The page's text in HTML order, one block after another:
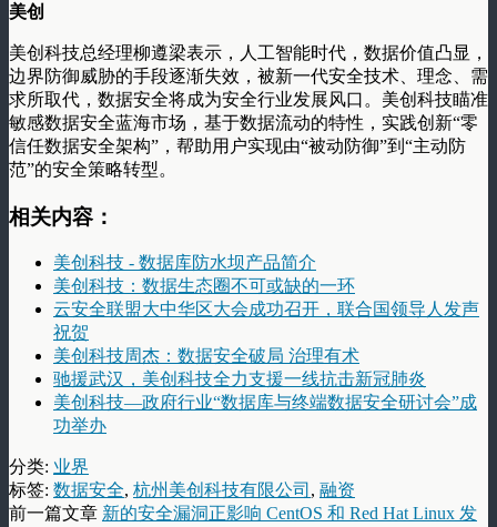
美创
美创科技总经理柳遵梁表示，人工智能时代，数据价值凸显，
边界防御威胁的手段逐渐失效，被新一代安全技术、理念、需
求所取代，数据安全将成为安全行业发展风口。美创科技瞄准
敏感数据安全蓝海市场，基于数据流动的特性，实践创新“零
信任数据安全架构”，帮助用户实现由“被动防御”到“主动防
范”的安全策略转型。
相关内容：
美创科技 - 数据库防水坝产品简介
美创科技：数据生态圈不可或缺的一环
云安全联盟大中华区大会成功召开，联合国领导人发声
祝贺
美创科技周杰：数据安全破局 治理有术
驰援武汉，美创科技全力支援一线抗击新冠肺炎
美创科技—政府行业“数据库与终端数据安全研讨会”成
功举办
分类: 业界
标签: 数据安全, 杭州美创科技有限公司 , 融资
前一篇文章 新的安全漏洞正影响 CentOS 和 Red Hat Linux 发